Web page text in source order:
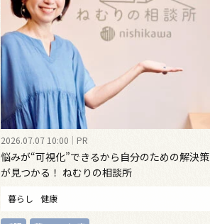
2026.07.07 10:00 PR
悩みが“可視化”できるから自分のための解決策
が見つかる！ ねむりの相談所
暮らし 健康